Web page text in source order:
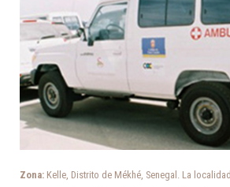
Zona: Kelle, Distrito de Mékhé, Senegal. La